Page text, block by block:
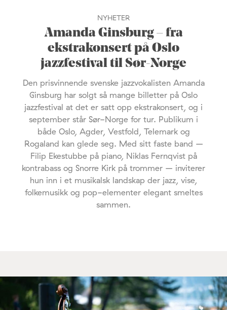
NYHETER
Amanda Ginsburg – fra
ekstrakonsert på Oslo
jazzfestival til Sør-Norge
Den prisvinnende svenske jazzvokalisten Amanda
Ginsburg har solgt så mange billetter på Oslo
jazzfestival at det er satt opp ekstrakonsert, og i
september står Sør-Norge for tur. Publikum i
både Oslo, Agder, Vestfold, Telemark og
Rogaland kan glede seg. Med sitt faste band –
Filip Ekestubbe på piano, Niklas Fernqvist på
kontrabass og Snorre Kirk på trommer – inviterer
hun inn i et musikalsk landskap der jazz, vise,
folkemusikk og pop-elementer elegant smeltes
sammen.